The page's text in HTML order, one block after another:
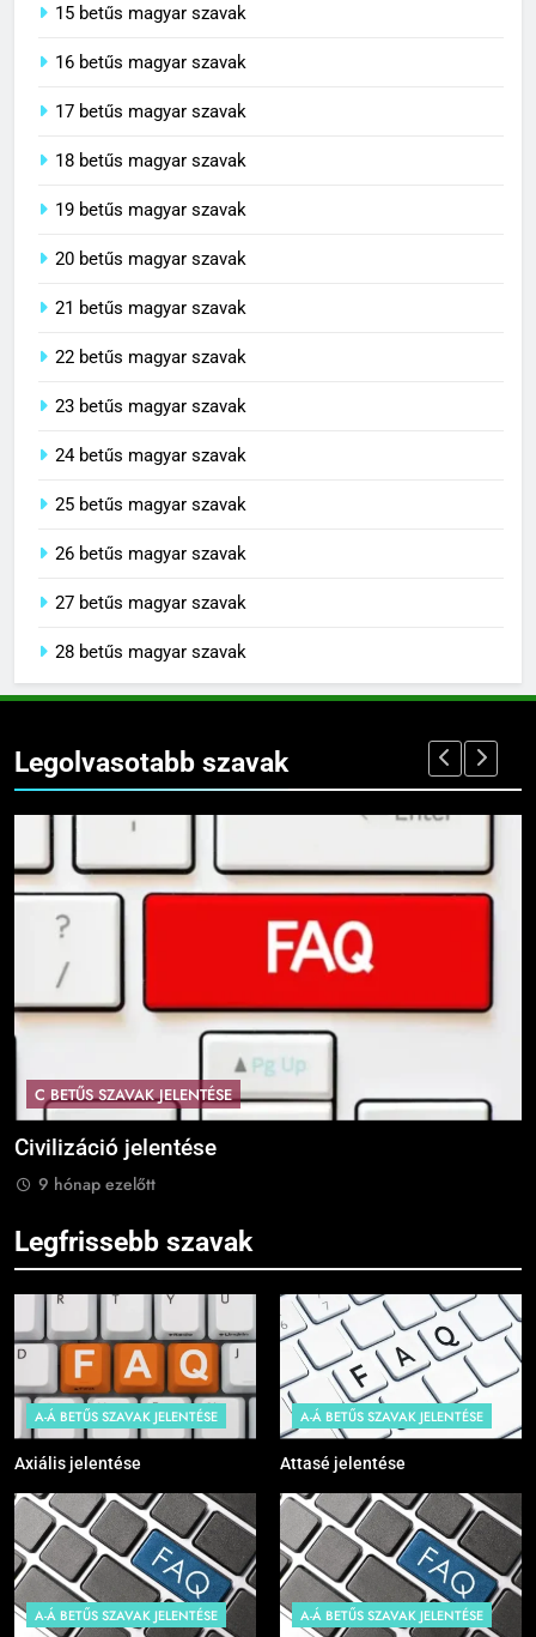
15 betűs magyar szavak
16 betűs magyar szavak
17 betűs magyar szavak
18 betűs magyar szavak
19 betűs magyar szavak
20 betűs magyar szavak
21 betűs magyar szavak
22 betűs magyar szavak
23 betűs magyar szavak
24 betűs magyar szavak
25 betűs magyar szavak
26 betűs magyar szavak
27 betűs magyar szavak
28 betűs magyar szavak
Legolvasotabb szavak
C BETŰS SZAVAK JELENTÉSE
Civilizáció jelentése
9 hónap ezelőtt
Legfrissebb szavak
A-Á BETŰS SZAVAK JELENTÉSE
Axiális jelentése
A-Á BETŰS SZAVAK JELENTÉSE
Attasé jelentése
A-Á BETŰS SZAVAK JELENTÉSE A-Á BETŰS SZAVAK JELENTÉSE